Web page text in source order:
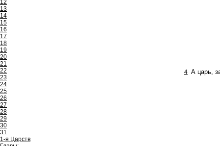
12
13
14
15
16
17
18
19
20
21
22
23
24
25
26
27
28
29
30
31
1-я Царств
4 А царь,